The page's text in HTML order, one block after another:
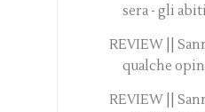
sera - gli
REVIEW ||
qualche
REVIEW ||